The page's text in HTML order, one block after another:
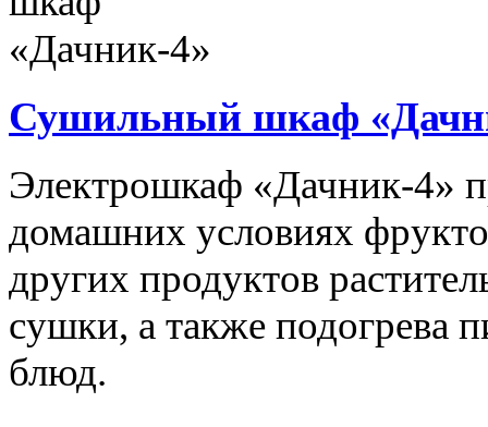
Сушильный шкаф
Электрошкаф «Дачник-4»
домашних условиях
других продуктов
сушки, а также подогрева
блюд.